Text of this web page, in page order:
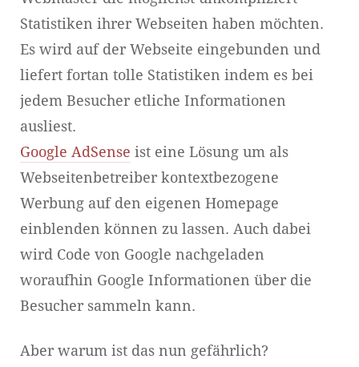
Statistiken ihrer Webseiten haben möchten.
Es wird auf der Webseite eingebunden und
liefert fortan tolle Statistiken indem es bei
jedem Besucher etliche Informationen
ausliest.
Google AdSense ist eine Lösung um als
Webseitenbetreiber kontextbezogene
Werbung auf den eigenen Homepage
einblenden können zu lassen. Auch dabei
wird Code von Google nachgeladen
woraufhin Google Informationen über die
Besucher sammeln kann.
Aber warum ist das nun gefährlich?